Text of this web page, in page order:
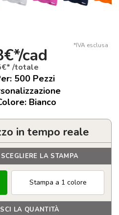
*IVA esclusa
cad
/totale
500 Pezzi
Bianco
in tempo reale
LA STAMPA
Stampa a 1 colore
LA QUANTITÀ